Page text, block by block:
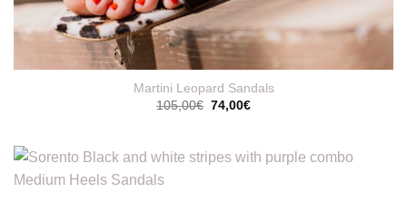
Martini Leopard Sandals
105,00€ Original
74,00€Η
74,00€.